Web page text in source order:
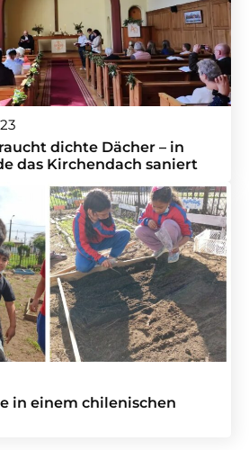
dichte Dächer – in
das Kirchendach saniert
in einem chilenischen